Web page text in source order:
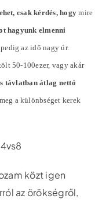
csak kérdés, hogy mire
hagyunk elmenni
az idő nagy úr.
50-100ezer, vagy akár
távlatban átlag nettó
meg a különbséget kerek
közt igen
az örökségről,